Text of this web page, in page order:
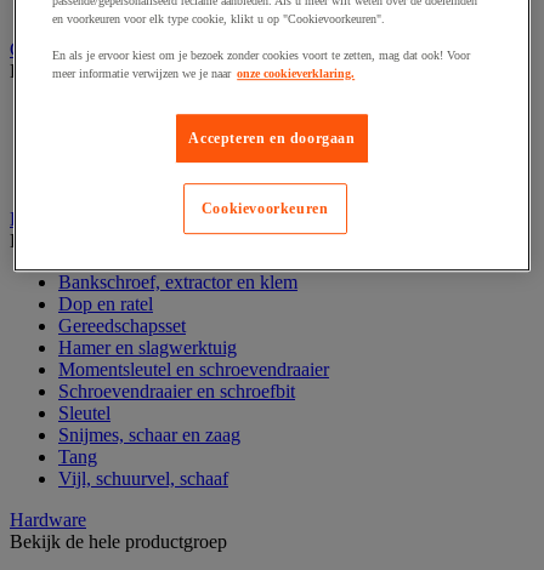
Wandcontactdoos en schakelaar
Gereedschap opbergen
Bekijk de hele productgroep
Assortimentsdoos en gereedschapkoffer
Gereedschapskist en opbergtas
Handgereedschap
Bekijk de hele productgroep
Bankschroef, extractor en klem
Dop en ratel
Gereedschapsset
Hamer en slagwerktuig
Momentsleutel en schroevendraaier
Schroevendraaier en schroefbit
Sleutel
Snijmes, schaar en zaag
Tang
Vijl, schuurvel, schaaf
Hardware
Bekijk de hele productgroep
en voorkeuren voor elk type cookie, klikt u op "Cookievoorkeuren".
En als je ervoor kiest om je bezoek zonder cookies voort te zetten, mag dat ook! Voor
meer informatie verwijzen we je naar onze cookieverklaring.
Accepteren en doorgaan
Cookievoorkeuren